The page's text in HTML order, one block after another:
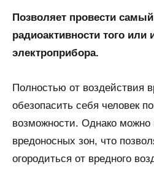
Позволяет провести
радиоактивности того или
электроприбора.
Полностью от воздействия
обезопасить себя человек
возможности. Однако
вредоносных зон, что
огородиться от вредного